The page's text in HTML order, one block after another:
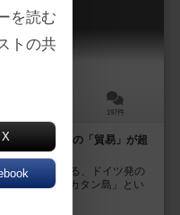
Catan
197件
プレイヤー間の「貿易」が超
の販売数を誇る、ドイツ発の
ち」は、「カタン島」とい
を読む
トの共
X